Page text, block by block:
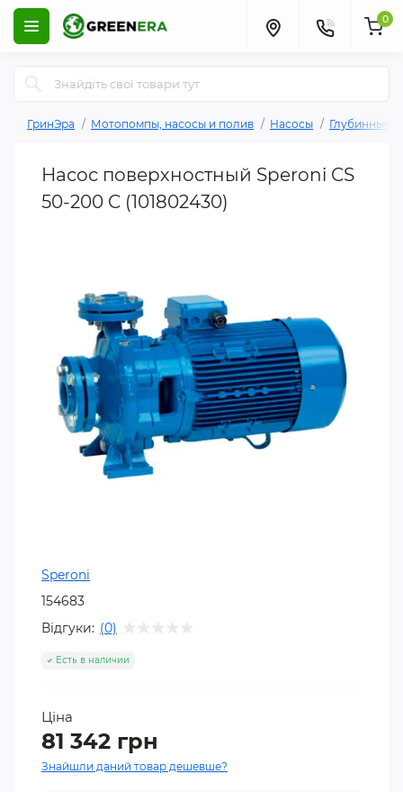
0
ГринЭра Мотопомпы, насосы и полив Насосы Глубинные
Насос поверхностный Speroni CS
50-200 C (101802430)
Speroni
154683
Відгуки: (0)
Есть в наличии
Ціна
81 342 грн
Знайшли даний товар дешевше?